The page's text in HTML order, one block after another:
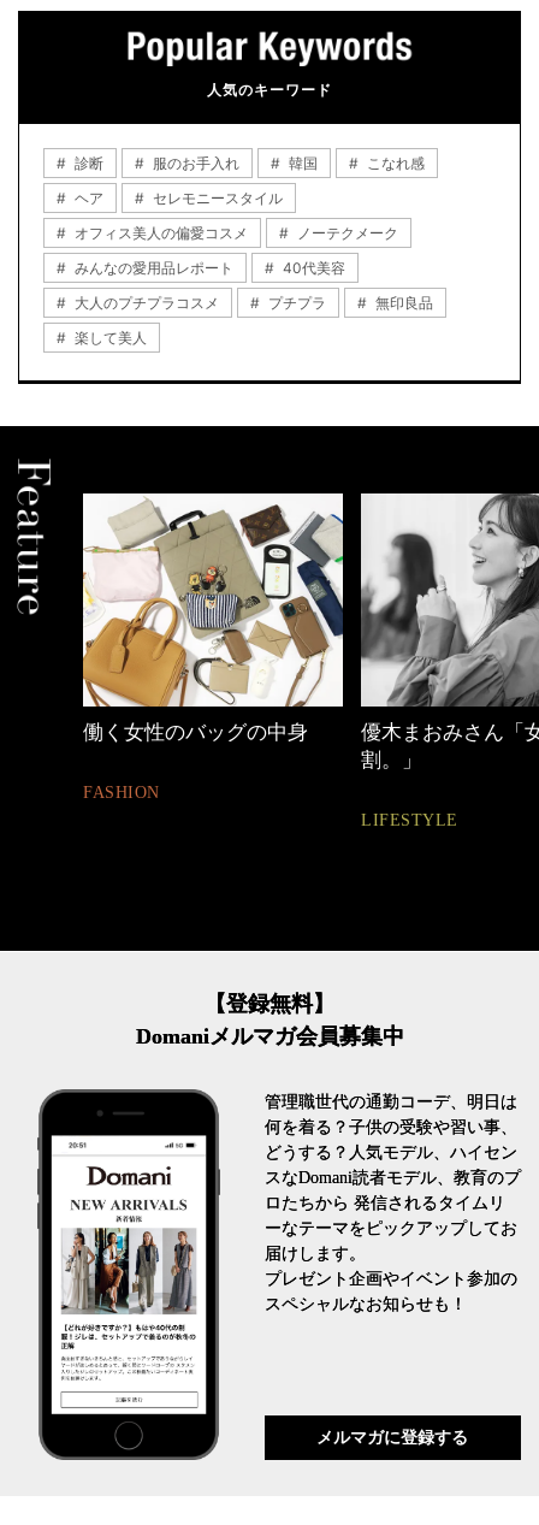
人気のキーワード
診断 服のお手入れ 韓国
こなれ感
ヘア
セレモニースタイル
オフィス美人の偏愛コスメ
ノーテクメーク
みんなの愛用品レポート
40代美容
大人のプチプラコスメ
プチプラ
無印良品
楽して美人
働く女性のバッグの中身
FASHION
優木まおみさん「女
割。」
LIFESTYLE
【登録無料】
Domaniメルマガ会員募集中
管理職世代の通勤コーデ、明日は
何を着る？子供の受験や習い事、
どうする？人気モデル、ハイセン
スなDomani読者モデル、教育のプ
ロたちから 発信されるタイムリ
ーなテーマをピックアップしてお
届けします。
プレゼント企画やイベント参加の
スペシャルなお知らせも！
メルマガに登録する